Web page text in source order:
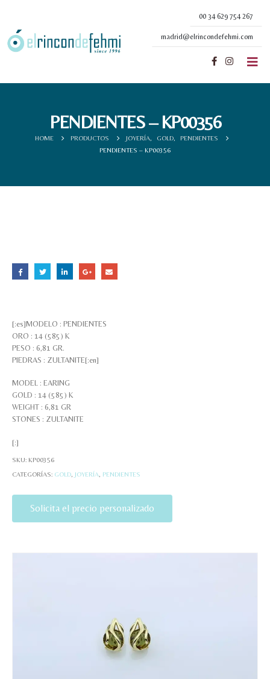
00 34 629 754 267
madrid@elrincondefehmi.com
PENDIENTES – KP00356
HOME PRODUCTOS JOYERÍA GOLD
PENDIENTES
PENDIENTES – KP00356
[:es]MODELO : PENDIENTES
ORO : 14 (585) K
PESO : 6,81 GR.
PIEDRAS : ZULTANITE[:en]
MODEL : EARING
GOLD : 14 (585) K
WEIGHT : 6,81 GR
STONES : ZULTANITE
[:]
SKU: KP00356
CATEGORÍAS: GOLD JOYERÍA PENDIENTES
Solicita el precio personalizado